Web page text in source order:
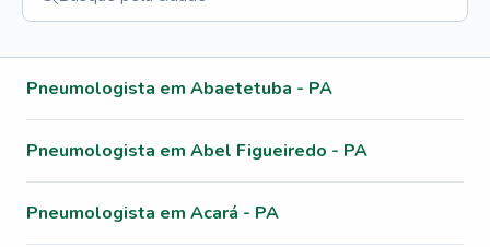
Pneumologista em Abaetetuba - PA
Pneumologista em Abel Figueiredo - PA
Pneumologista em Acará - PA